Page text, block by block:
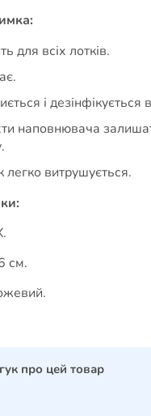
для всіх лотків.
і дезінфікується
наповнювача
легко витрушується.
см.
про цей товар